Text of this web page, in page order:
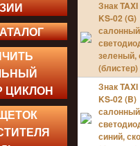
ЦИКЛОН
http://
Знак
KS-02 (G)
салонный
зеленый,
(блистер)
Знак
KS-02 (B)
салонный
синий,